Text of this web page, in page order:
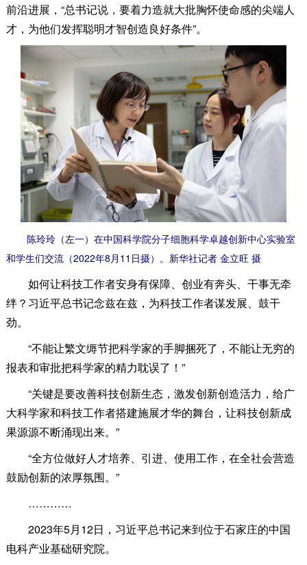
前沿进展，“总书记说，要着力造就大批胸怀使命感的尖端人
才，为他们发挥聪明才智创造良好条件”。
陈玲玲（左一）在中国科学院分子细胞科学卓越创新中心实验室
和学生们交流（2022年8月11日摄）。新华社记者 金立旺 摄
如何让科技工作者安身有保障、创业有奔头、干事无牵
绊？习近平总书记念兹在兹，为科技工作者谋发展、鼓干
劲。
“不能让繁文缛节把科学家的手脚捆死了，不能让无穷的
报表和审批把科学家的精力耽误了！”
“关键是要改善科技创新生态，激发创新创造活力，给广
大科学家和科技工作者搭建施展才华的舞台，让科技创新成
果源源不断涌现出来。”
“全方位做好人才培养、引进、使用工作，在全社会营造
鼓励创新的浓厚氛围。”
…………
2023年5月12日，习近平总书记来到位于石家庄的中国
电科产业基础研究院。